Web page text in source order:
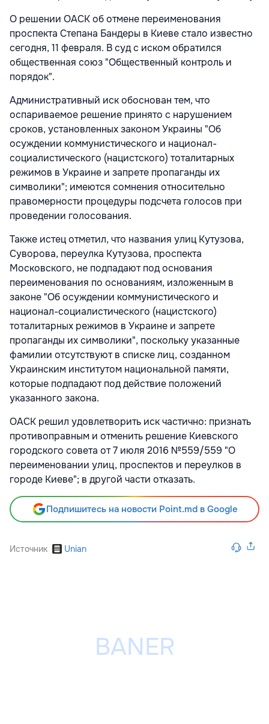
О решении ОАСК об отмене переименования
проспекта Степана Бандеры в Киеве стало известно
сегодня, 11 февраля. В суд с иском обратился
общественная союз "Общественный контроль и
порядок".
Административный иск обоснован тем, что
оспариваемое решение принято с нарушением
сроков, установленных законом Украины "Об
осуждении коммунистического и национал-
социалистического (нацистского) тоталитарных
режимов в Украине и запрете пропаганды их
символики"; имеются сомнения относительно
правомерности процедуры подсчета голосов при
проведении голосования.
Также истец отметил, что названия улиц Кутузова,
Суворова, переулка Кутузова, проспекта
Московского, не подпадают под основания
переименования по основаниям, изложенным в
законе "Об осуждении коммунистического и
национал-социалистического (нацистского)
тоталитарных режимов в Украине и запрете
пропаганды их символики", поскольку указанные
фамилии отсутствуют в списке лиц, созданном
Украинским институтом национальной памяти,
которые подпадают под действие положений
указанного закона.
ОАСК решил удовлетворить иск частично: признать
противоправным и отменить решение Киевского
городского совета от 7 июля 2016 №559/559 "О
переименовании улиц, проспектов и переулков в
городе Киеве"; в другой части отказать.
Подпишитесь на новости Point.md в Google
Источник Unian